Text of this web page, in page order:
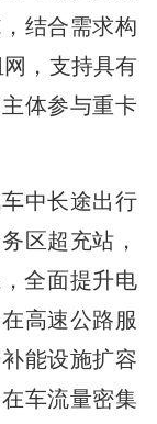
结合需求构
，支持具有
体参与重卡
中长途出行
区超充站，
全面提升电
高速公路服
能设施扩容
车流量密集